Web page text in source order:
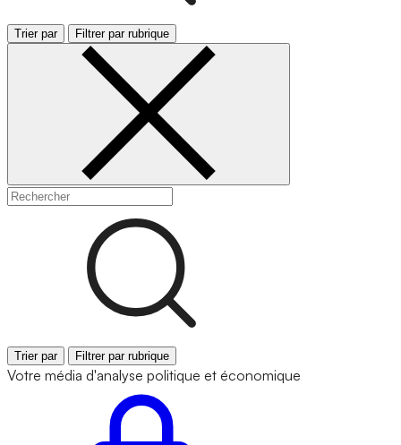
Trier par Filtrer par rubrique
Trier par Filtrer par rubrique
Votre média d'analyse politique et économique